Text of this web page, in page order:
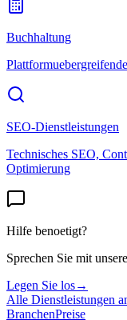
Buchhaltung
SEO-Dienstleistungen
Technisches SEO,
Optimierung
Hilfe benoetigt?
Sprechen Sie mit
Legen Sie los→
Alle Dienstleistungen
BranchenPreise